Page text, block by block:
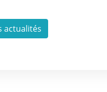
actualités